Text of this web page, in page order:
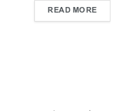
READ MORE